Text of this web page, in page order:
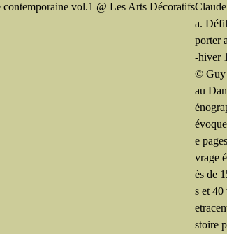
a.
porter
-hiver
© Guy
au
e
vrage
ès de
s et 40
stoire